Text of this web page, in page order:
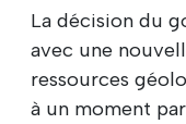
La décision du
avec une
ressources
à un moment